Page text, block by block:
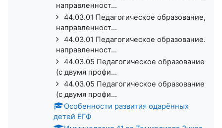
направленност...
44.03.01 Педагогическое образование,
направленност...
44.03.01 Педагогическое образование.
направленност...
44.03.05 Педагогическое образование
(с двумя профи...
44.03.05 Педагогическое образование
(с двумя профи...
Особенности развития одарённых
детей ЕГФ